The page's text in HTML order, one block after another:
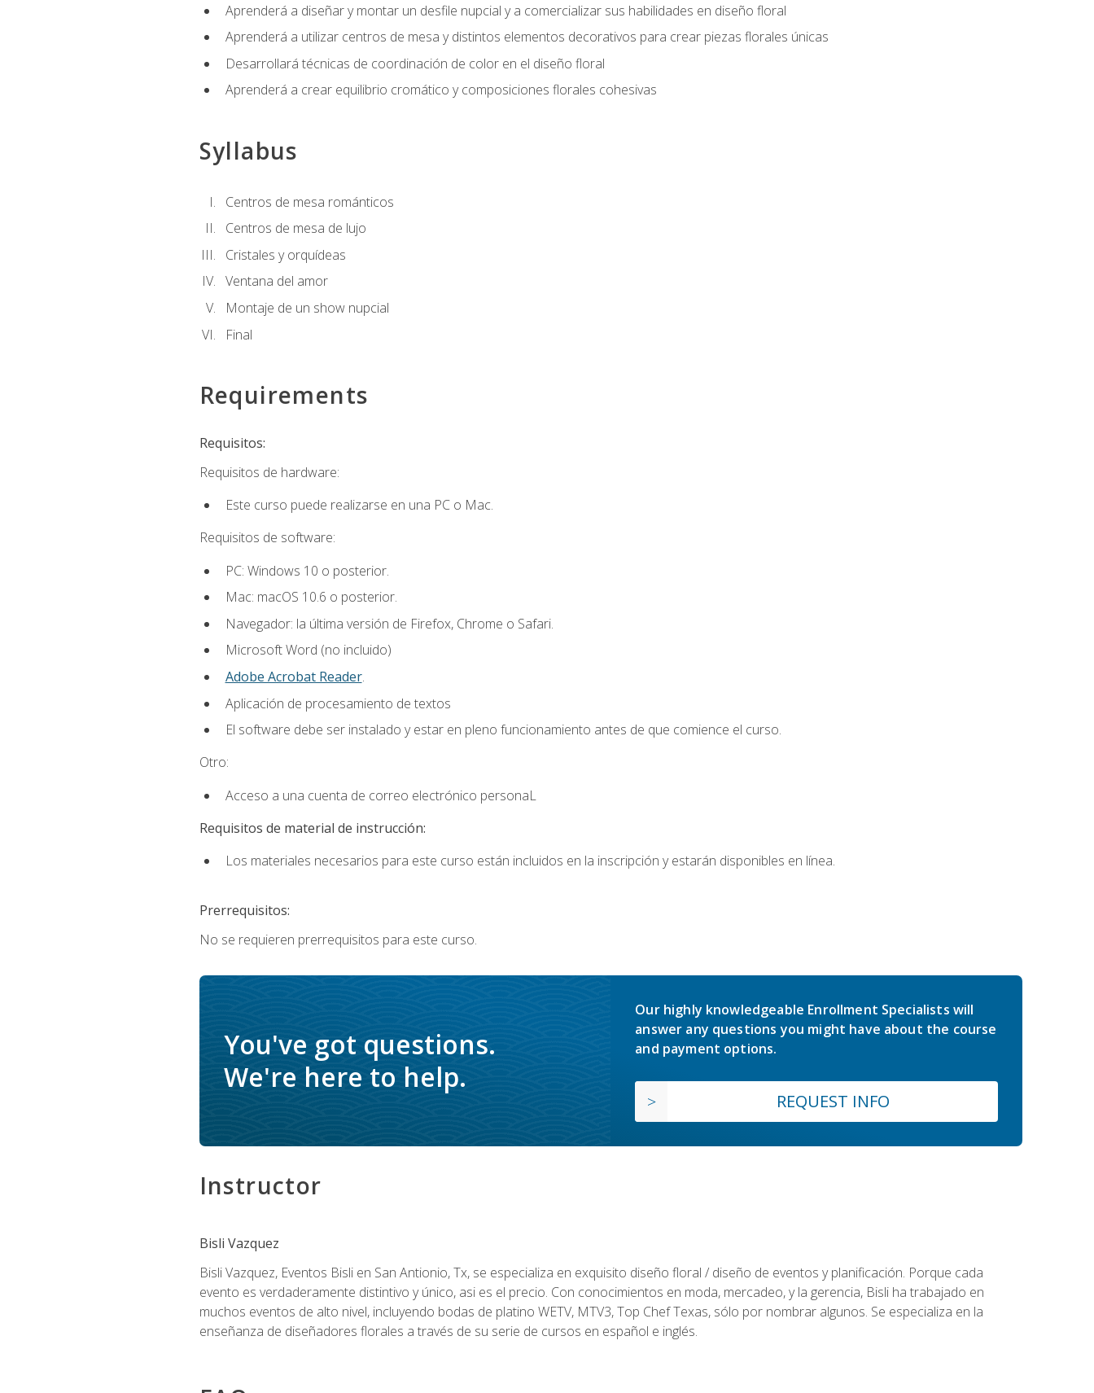
Aprenderá a diseñar y montar un desfile nupcial y a comercializar sus habilidades en diseño floral
Aprenderá a utilizar centros de mesa y distintos elementos decorativos para crear piezas florales únicas
Desarrollará técnicas de coordinación de color en el diseño floral
Aprenderá a crear equilibrio cromático y composiciones florales cohesivas
Syllabus
Centros de mesa románticos
Centros de mesa de lujo
Cristales y orquídeas
Ventana del amor
Montaje de un show nupcial
Final
Requirements
Requisitos:
Requisitos de hardware:
Este curso puede realizarse en una PC o Mac.
Requisitos de software:
PC: Windows 10 o posterior.
Mac: macOS 10.6 o posterior.
Navegador: la última versión de Firefox, Chrome o Safari.
Microsoft Word (no incluido)
Adobe Acrobat Reader.
Aplicación de procesamiento de textos
El software debe ser instalado y estar en pleno funcionamiento antes de que comience el curso.
Otro:
Acceso a una cuenta de correo electrónico personaL
Requisitos de material de instrucción:
Los materiales necesarios para este curso están incluidos en la inscripción y estarán disponibles en línea.
Prerrequisitos:
No se requieren prerrequisitos para este curso.
You've got questions.
We're here to help.
Our highly knowledgeable Enrollment Specialists will
answer any questions you might have about the course
and payment options.
REQUEST INFO
Instructor
Bisli Vazquez
Bisli Vazquez, Eventos Bisli en San Antionio, Tx, se especializa en exquisito diseño floral / diseño de eventos y planificación. Porque cada
evento es verdaderamente distintivo y único, asi es el precio. Con conocimientos en moda, mercadeo, y la gerencia, Bisli ha trabajado en
muchos eventos de alto nivel, incluyendo bodas de platino WETV, MTV3, Top Chef Texas, sólo por nombrar algunos. Se especializa en la
enseñanza de diseñadores florales a través de su serie de cursos en español e inglés.